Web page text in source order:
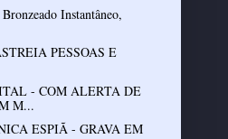
Instantâneo,
PESSOAS E
- COM ALERTA DE
M...
ESPIÃ - GRAVA EM